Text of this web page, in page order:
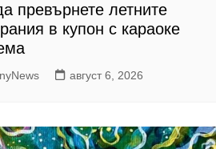
превърнете летните
в купон с караоке
август 6, 2026